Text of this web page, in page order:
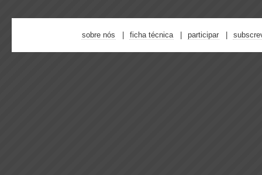
sobre nós ficha técnica participar